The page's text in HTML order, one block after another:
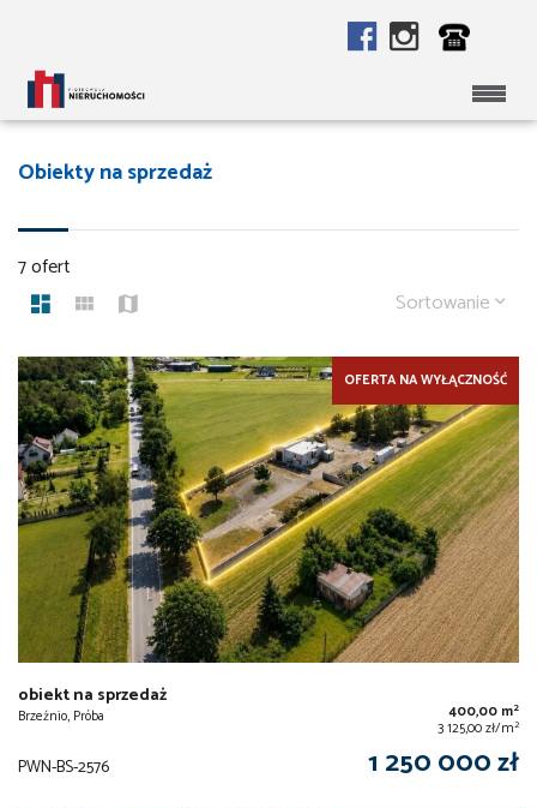
Obiekty na sprzedaż
7 ofert
Sortowanie
OFERTA NA WYŁĄCZNOŚĆ
obiekt na sprzedaż
Brzeźnio, Próba 400,00 m2
3 125,00 zł/m2
PWN-BS-2576 1 250 000 zł